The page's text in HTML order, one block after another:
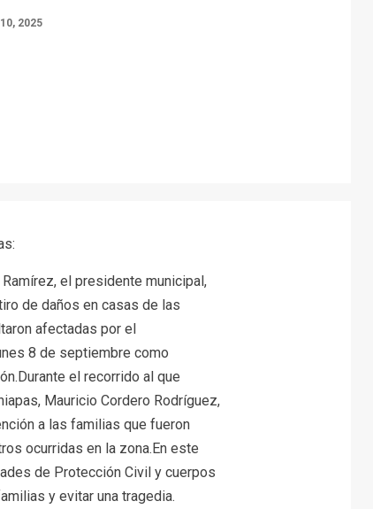
2025
el presidente municipal,
de daños en casas de las
afectadas por el
8 de septiembre como
el recorrido al que
Mauricio Cordero Rodríguez,
a las familias que fueron
ocurridas en la zona.En este
de Protección Civil y cuerpos
y evitar una tragedia.